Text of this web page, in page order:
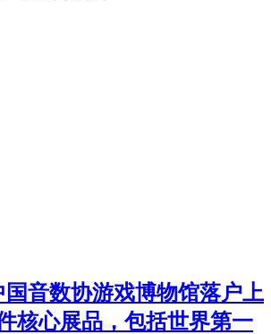
国音数协游戏博物馆落户上
核心展品，包括世界第一